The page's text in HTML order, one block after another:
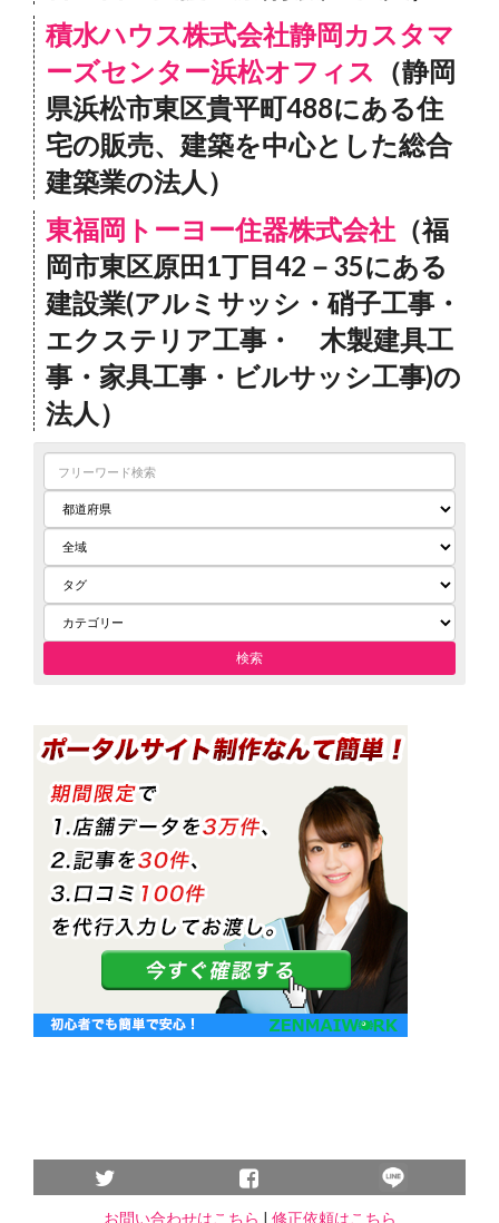
積水ハウス株式会社静岡カスタマ
ーズセンター浜松オフィス
（静岡
県浜松市東区貴平町488にある住
宅の販売、建築を中心とした総合
建築業の法人）
東福岡トーヨー住器株式会社 （福
岡市東区原田1丁目42－35にある
建設業(アルミサッシ・硝子工事・
エクステリア工事・ 木製建具工
事・家具工事・ビルサッシ工事)の
法人）
お問い合わせはこちら | 修正依頼はこちら